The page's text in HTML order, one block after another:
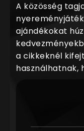
A közösség
ajándékokat
a cikkeknél
használhatnak,